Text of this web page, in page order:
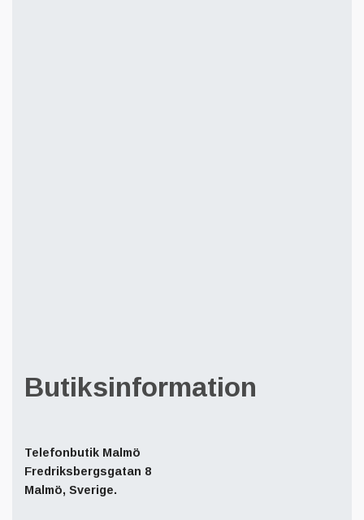
Butiksinformation
Telefonbutik Malmö
Fredriksbergsgatan 8
Malmö, Sverige.